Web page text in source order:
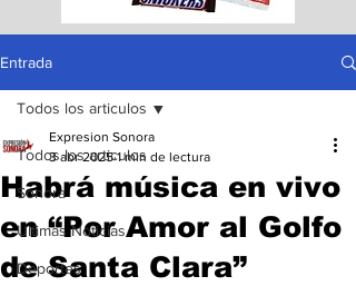
Entrada
Todos los articulos
Sonora
Ultimas Noticias
Deportes
Todos los articulos
Habrá música en vivo
en “Por Amor al Golfo
de Santa Clara”
Expresion Sonora
3 abr 2025 1 min de lectura